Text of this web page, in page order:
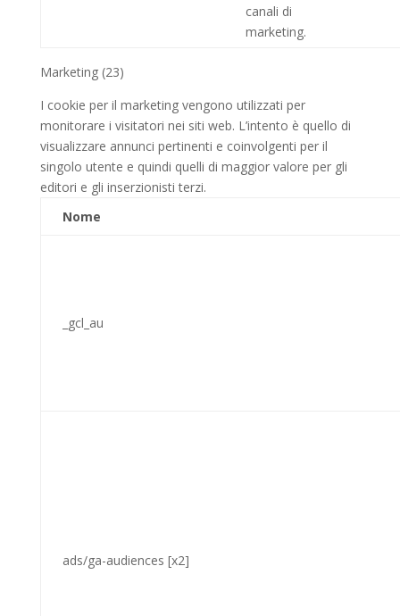
canali di
marketing.
Marketing (23)
I cookie per il marketing vengono utilizzati per
monitorare i visitatori nei siti web. L’intento è quello di
visualizzare annunci pertinenti e coinvolgenti per il
singolo utente e quindi quelli di maggior valore per gli
editori e gli inserzionisti terzi.
Nome
_gcl_au
ads/ga-audiences [x2]